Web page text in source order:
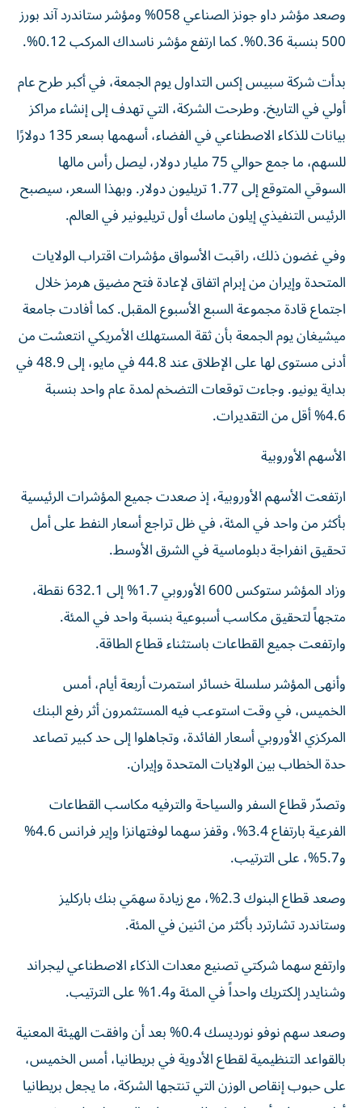
وصعد مؤشر داو جونز الصناعي 058% ومؤشر ستاندرد آند بورز
500 بنسبة 0.36%. كما ارتفع مؤشر ناسداك المركب 0.12%.
بدأت شركة سبيس إكس التداول يوم الجمعة، في أكبر طرح عام
أولي في التاريخ. وطرحت الشركة، التي تهدف إلى إنشاء مراكز
بيانات للذكاء الاصطناعي في الفضاء، أسهمها بسعر 135 دولارًا
للسهم، ما جمع حوالي 75 مليار دولار، ليصل رأس مالها
السوقي المتوقع إلى 1.77 تريليون دولار. وبهذا السعر، سيصبح
الرئيس التنفيذي إيلون ماسك أول تريليونير في العالم.
وفي غضون ذلك، راقبت الأسواق مؤشرات اقتراب الولايات
المتحدة وإيران من إبرام اتفاق لإعادة فتح مضيق هرمز خلال
اجتماع قادة مجموعة السبع الأسبوع المقبل. كما أفادت جامعة
ميشيغان يوم الجمعة بأن ثقة المستهلك الأمريكي انتعشت من
أدنى مستوى لها على الإطلاق عند 44.8 في مايو، إلى 48.9 في
بداية يونيو. وجاءت توقعات التضخم لمدة عام واحد بنسبة
4.6% أقل من التقديرات.
الأسهم الأوروبية
ارتفعت الأسهم الأوروبية، إذ صعدت جميع المؤشرات الرئيسية
بأكثر من واحد في المئة، في ظل تراجع ‌أسعار النفط على أمل
تحقيق انفراجة دبلوماسية في الشرق الأوسط.
وزاد المؤشر ستوكس 600 ‌الأوروبي 1.7% إلى 632.1 نقطة،
متجهاً لتحقيق مكاسب أسبوعية بنسبة واحد في المئة.
وارتفعت جميع القطاعات باستثناء قطاع الطاقة.
وأنهى المؤشر سلسلة خسائر استمرت أربعة أيام، أمس
الخميس، في وقت استوعب فيه المستثمرون أثر رفع البنك
المركزي الأوروبي أسعار الفائدة، وتجاهلوا إلى حد كبير تصاعد
حدة الخطاب بين ​الولايات المتحدة وإيران.
وتصدّر قطاع السفر والسياحة والترفيه مكاسب القطاعات
الفرعية بارتفاع ‌3.4%، وقفز سهما لوفتهانزا وإير فرانس 4.6%
و5.7%، على الترتيب.
وصعد قطاع البنوك 2.3%، مع زيادة سهمَي بنك باركليز
وستاندرد تشارترد بأكثر من اثنين في المئة.
وارتفع سهما شركتي تصنيع معدات الذكاء الاصطناعي ليجراند
وشنايدر إلكتريك واحداً في المئة و1.4% على الترتيب.
وصعد ​سهم ‌نوفو نورديسك 0.4% بعد أن وافقت الهيئة المعنية
بالقواعد ‌التنظيمية لقطاع الأدوية في بريطانيا، أمس الخميس،
على حبوب إنقاص الوزن التي تنتجها الشركة، ما يجعل بريطانيا